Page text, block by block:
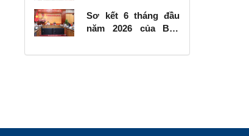
phát triển kinh tế có
vốn đầu tư nước
Sơ kết 6 tháng đầu
năm 2026 của Ban
các công trình, dự án